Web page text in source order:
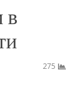
в
275